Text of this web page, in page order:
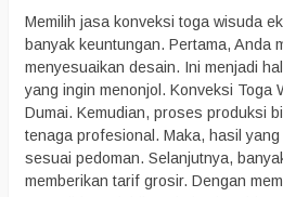
Memilih jasa konveksi toga wisuda
banyak keuntungan. Pertama, Anda
menyesuaikan desain. Ini menjadi
yang ingin menonjol. Konveksi Toga
Dumai. Kemudian, proses produksi
tenaga profesional. Maka, hasil
sesuai pedoman. Selanjutnya,
memberikan tarif grosir. Dengan